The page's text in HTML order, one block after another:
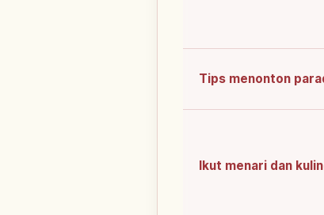
Tips menonton
Ikut menari dan